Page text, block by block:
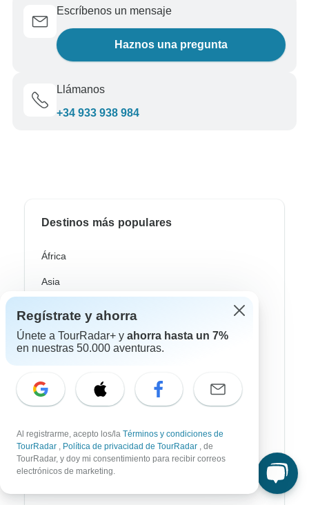
Escríbenos un mensaje
Haznos una pregunta
Llámanos
+34 933 938 984
Destinos más populares
África
Asia
Europa
América del Sur
Egipto
Marruecos
Sudáfrica
Regístrate y ahorra
Únete a TourRadar+ y ahorra hasta un 7%
en nuestras 50.000 aventuras.
Al registrarme, acepto los/la Términos y condiciones de
TourRadar , Política de privacidad de TourRadar , de
TourRadar, y doy mi consentimiento para recibir correos
electrónicos de marketing.